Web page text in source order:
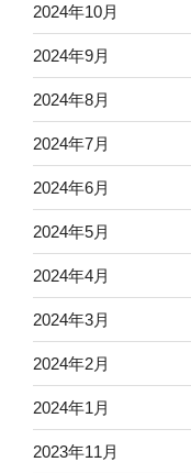
2024年10月
2024年9月
2024年8月
2024年7月
2024年6月
2024年5月
2024年4月
2024年3月
2024年2月
2024年1月
2023年11月